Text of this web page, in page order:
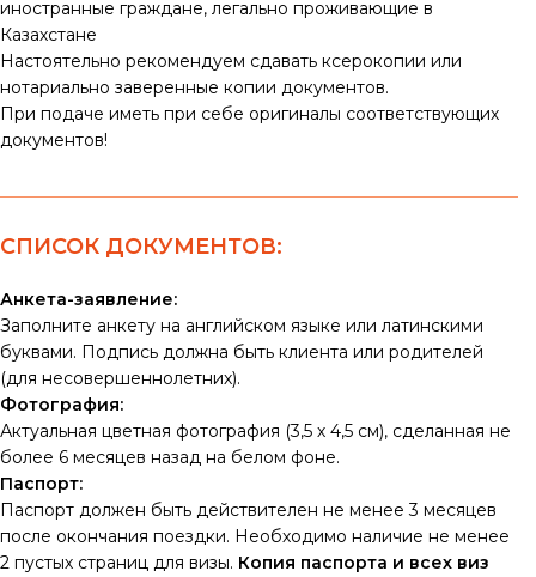
иностранные граждане, легально проживающие в
Казахстане
Настоятельно рекомендуем сдавать ксерокопии или
нотариально заверенные копии документов.
При подаче иметь при себе оригиналы соответствующих
документов!
СПИСОК ДОКУМЕНТОВ:
Анкета-заявление:
Заполните анкету на английском языке или латинскими
буквами. Подпись должна быть клиента или родителей
(для несовершеннолетних).
Фотография:
Актуальная цветная фотография (3,5 х 4,5 см), сделанная не
более 6 месяцев назад на белом фоне.
Паспорт:
Паспорт должен быть действителен не менее 3 месяцев
после окончания поездки. Необходимо наличие не менее
2 пустых страниц для визы. Копия паспорта и всех виз